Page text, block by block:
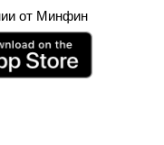
от Минфин